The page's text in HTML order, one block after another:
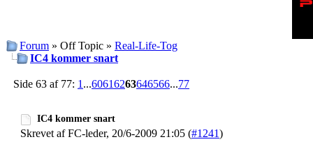
Forum » Off Topic » Real-Life-Tog
IC4 kommer snart
Side 63 af 77: 1 ...60616263646566...77
IC4 kommer snart
Skrevet af FC-leder, 20/6-2009 21:05 (#1241)